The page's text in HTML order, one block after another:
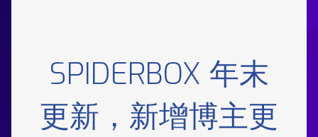
SPIDERBOX 年末
更新，新增博主更